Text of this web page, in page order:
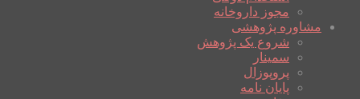
مجوز داروخانه
مشاوره پژوهشی
شروع یک پژوهش
سمینار
پروپوزال
پایان نامه